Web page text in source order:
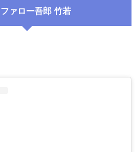
ァロー吾郎 竹若